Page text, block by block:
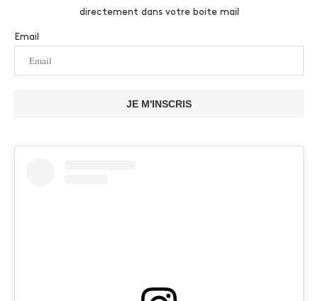
directement dans votre boite mail
Email
JE M'INSCRIS